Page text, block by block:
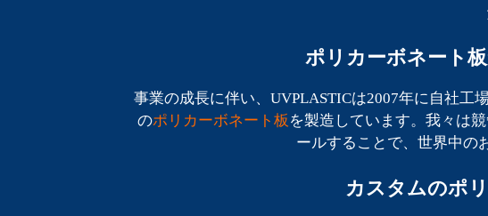
ポリカーボネート
事業の成長に伴い、UVPLASTICは2007年に自社工
のポリカーボネート板 を製造しています。我々は
ールすることで、世界中の
カスタムのポ